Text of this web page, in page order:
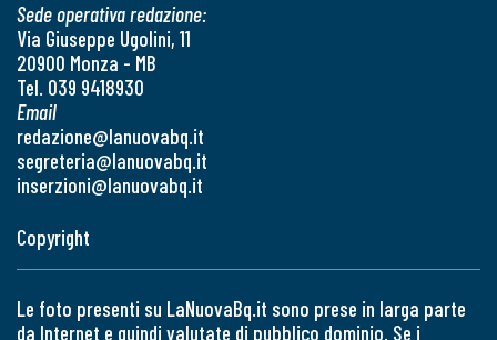
Sede operativa redazione:
Via Giuseppe Ugolini, 11
20900 Monza - MB
Tel. 039 9418930
Email
redazione@lanuovabq.it
segreteria@lanuovabq.it
inserzioni@lanuovabq.it
Copyright
Le foto presenti su LaNuovaBq.it sono prese in larga parte
da Internet e quindi valutate di pubblico dominio. Se i